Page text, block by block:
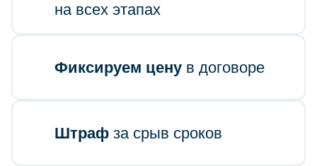
на всех этапах
Фиксируем цену в договоре
Штраф за срыв сроков